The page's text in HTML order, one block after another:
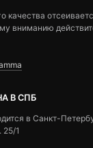
качества
вниманию
В СПБ
в Санкт-
25/1